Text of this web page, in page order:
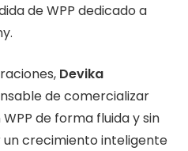
de WPP dedicado a
Devika
de comercializar
de forma fluida y sin
crecimiento inteligente